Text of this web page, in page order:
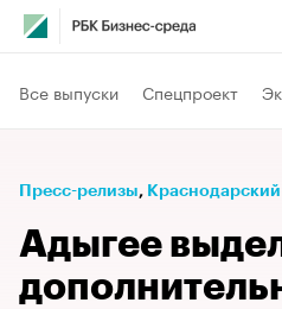
Все выпуски Спецпроект
Пресс-релизы⁠,
Адыгее